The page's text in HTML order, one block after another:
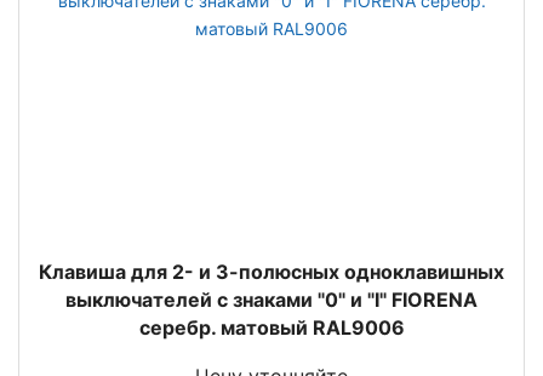
Клавиша для 2- и 3-полюсных одноклавишных
выключателей с знаками "0" и "I" FIORENA
серебр. матовый RAL9006